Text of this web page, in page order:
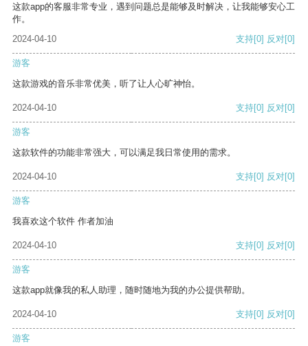
这款app的客服非常专业，遇到问题总是能够及时解决，让我能够安心工
作。
2024-04-10
支持[0] 反对[0]
游客
这款游戏的音乐非常优美，听了让人心旷神怡。
2024-04-10 支持[0] 反对[0]
游客
这款软件的功能非常强大，可以满足我日常使用的需求。
2024-04-10 支持[0] 反对[0]
游客
我喜欢这个软件 作者加油
2024-04-10 支持[0] 反对[0]
游客
这款app就像我的私人助理，随时随地为我的办公提供帮助。
2024-04-10 支持[0] 反对[0]
游客